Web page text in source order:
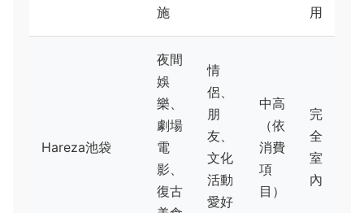
施
用
Hareza池袋
夜間
娛
樂、
劇場
電
影、
復古
情
侶、
朋
友、
文化
活動
愛好
中高
（依
消費
項
目）
完
全
室
內